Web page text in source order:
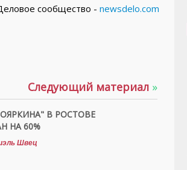
сообщество - newsdelo.com
Следующий материал »
В РОСТОВЕ
НА 60%
Швец